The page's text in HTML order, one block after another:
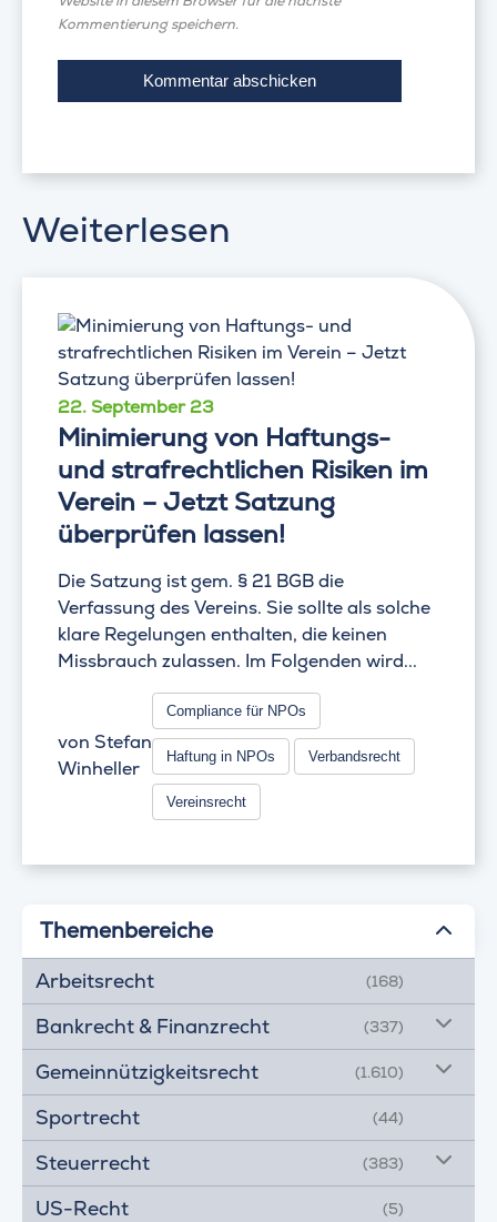
Kommentierung speichern.
Weiterlesen
22. September 23
Minimierung von Haftungs-
und strafrechtlichen Risiken im
Verein – Jetzt Satzung
überprüfen lassen!
Die Satzung ist gem. § 21 BGB die
Verfassung des Vereins. Sie sollte als solche
klare Regelungen enthalten, die keinen
Missbrauch zulassen. Im Folgenden wird...
von Stefan
Winheller
Compliance für NPOs
Haftung in NPOs Verbandsrecht
Vereinsrecht
Themenbereiche
Arbeitsrecht (168)
Bankrecht & Finanzrecht (337)
Gemeinnützigkeitsrecht (1.610)
Sportrecht (44)
Steuerrecht (383)
US-Recht (5)